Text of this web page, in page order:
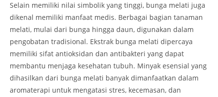
Selain memiliki nilai simbolik yang tinggi, bunga melati juga
dikenal memiliki manfaat medis. Berbagai bagian tanaman
melati, mulai dari bunga hingga daun, digunakan dalam
pengobatan tradisional. Ekstrak bunga melati dipercaya
memiliki sifat antioksidan dan antibakteri yang dapat
membantu menjaga kesehatan tubuh. Minyak esensial yang
dihasilkan dari bunga melati banyak dimanfaatkan dalam
aromaterapi untuk mengatasi stres, kecemasan, dan